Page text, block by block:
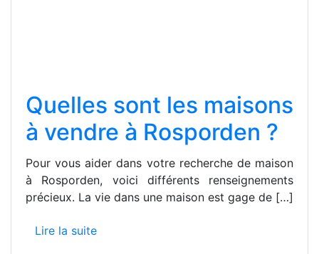
Quelles sont les maisons
à vendre à Rosporden ?
Pour vous aider dans votre recherche de maison
à Rosporden, voici différents renseignements
précieux. La vie dans une maison est gage de […]
Lire la suite